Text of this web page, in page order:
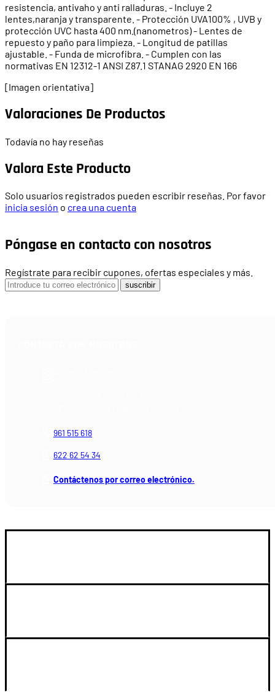
resistencia, antivaho y anti ralladuras. - Incluye 2
lentes,naranja y transparente. - Protección UVA100% , UVB y
protección UVC hasta 400 nm.(nanometros) - Lentes de
repuesto y paño para limpieza. - Longitud de patillas
ajustable. - Funda de microfibra. - Cumplen con las
normativas EN 12312-1 ANSI Z87.1 STANAG 2920 EN 166
[Imagen orientativa]
Valoraciones De Productos
Todavía no hay reseñas
Valora Este Producto
Solo usuarios registrados pueden escribir reseñas. Por favor
inicia sesión o crea una cuenta
Póngase en contacto con nosotros
Regístrate para recibir cupones, ofertas especiales y más.
suscribir
961 515 618
622 62 54 34
Contáctenos por correo electrónico.